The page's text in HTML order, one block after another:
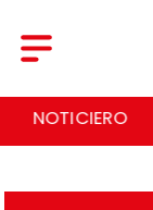
NOTICIERO